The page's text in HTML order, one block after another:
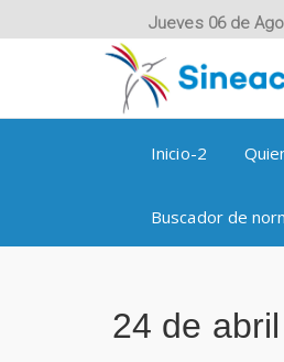
Jueves 06 de
Inicio-2
Buscador de
24 de